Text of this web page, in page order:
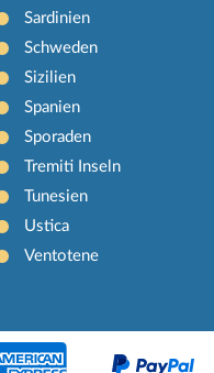
Sardinien
Schweden
Sizilien
Spanien
Sporaden
Tremiti Inseln
Tunesien
Ustica
Ventotene